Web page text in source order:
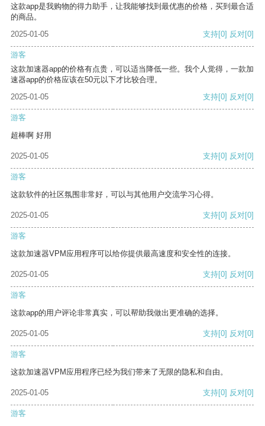
这款app是我购物的得力助手，让我能够找到最优惠的价格，买到最合适
的商品。
2025-01-05
支持[0] 反对[0]
游客
这款加速器app的价格有点贵，可以适当降低一些。我个人觉得，一款加
速器app的价格应该在50元以下才比较合理。
2025-01-05
支持[0] 反对[0]
游客
超棒啊 好用
2025-01-05 支持[0] 反对[0]
游客
这款软件的社区氛围非常好，可以与其他用户交流学习心得。
2025-01-05 支持[0] 反对[0]
游客
这款加速器VPM应用程序可以给你提供最高速度和安全性的连接。
2025-01-05 支持[0] 反对[0]
游客
这款app的用户评论非常真实，可以帮助我做出更准确的选择。
2025-01-05 支持[0] 反对[0]
游客
这款加速器VPM应用程序已经为我们带来了无限的隐私和自由。
2025-01-05 支持[0] 反对[0]
游客